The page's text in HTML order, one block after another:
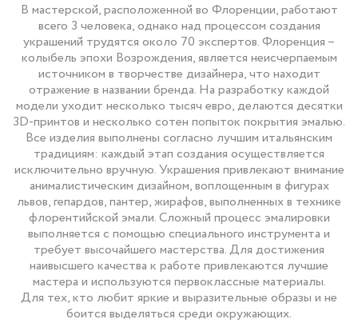
В мастерской, расположенной во Флоренции, работают
всего 3 человека, однако над процессом создания
украшений трудятся около 70 экспертов. Флоренция –
колыбель эпохи Возрождения, является неисчерпаемым
источником в творчестве дизайнера, что находит
отражение в названии бренда. На разработку каждой
модели уходит несколько тысяч евро, делаются десятки
3D-принтов и несколько сотен попыток покрытия эмалью.
Все изделия выполнены согласно лучшим итальянским
традициям: каждый этап создания осуществляется
исключительно вручную. Украшения привлекают внимание
анималистическим дизайном, воплощенным в фигурах
львов, гепардов, пантер, жирафов, выполненных в технике
флорентийской эмали. Сложный процесс эмалировки
выполняется с помощью специального инструмента и
требует высочайшего мастерства. Для достижения
наивысшего качества к работе привлекаются лучшие
мастера и используются первоклассные материалы.
Для тех, кто любит яркие и выразительные образы и не
боится выделяться среди окружающих.